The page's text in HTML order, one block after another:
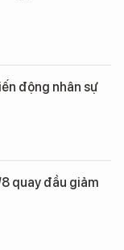
động nhân sự
quay đầu giảm